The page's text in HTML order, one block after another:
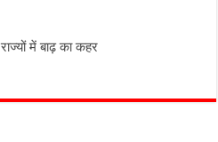
में बाढ़ का कहर